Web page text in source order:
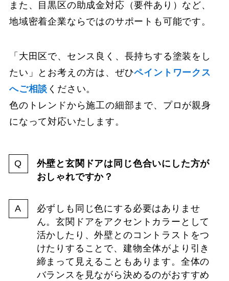
また、目黒区の助成金対応（要件あり）など、
地域密着企業ならではのサポートも可能です。
「大田区で、センス良く、長持ちする塗装をし
たい」とお考えの方は、ぜひペイントワークス
へご相談 ください。
色のトレンドから施工の細部まで、プロが親身
になって対応いたします。
外壁と玄関ドアは同じ色合いにした方が
おしゃれですか？
必ずしも同じ色にする必要はありませ
ん。玄関ドアをアクセントカラーとして
活かしたり、外壁とのコントラストをつ
けたりすることで、建物全体がより引き
締まって見えることもあります。全体の
バランスを見ながら決めるのがおすすめ